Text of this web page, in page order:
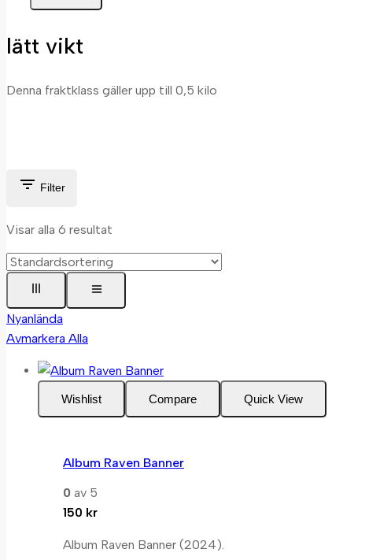
lätt vikt
Denna fraktklass gäller upp till 0,5 kilo
Filter
Visar alla 6 resultat
Nyanlända
Avmarkera Alla
Wishlist Compare Quick View
Album Raven Banner
0 av 5
150 kr
Album Raven Banner (2024).